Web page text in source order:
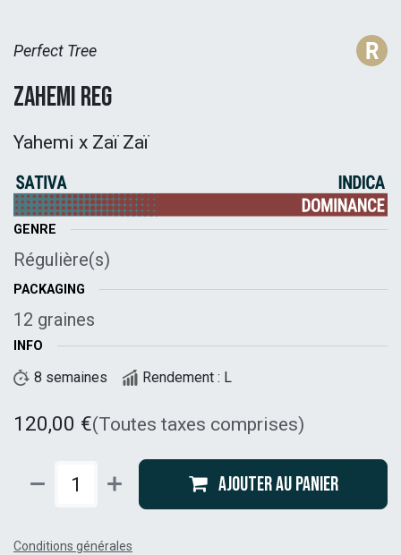
Perfect Tree
Zahemi Reg
Yahemi x Zaï Zaï
GENRE
Régulière(s)
PACKAGING
12 graines
INFO
8 semaines Rendement : L
120,00 €(Toutes taxes comprises)
Ajouter au panier
Conditions générales